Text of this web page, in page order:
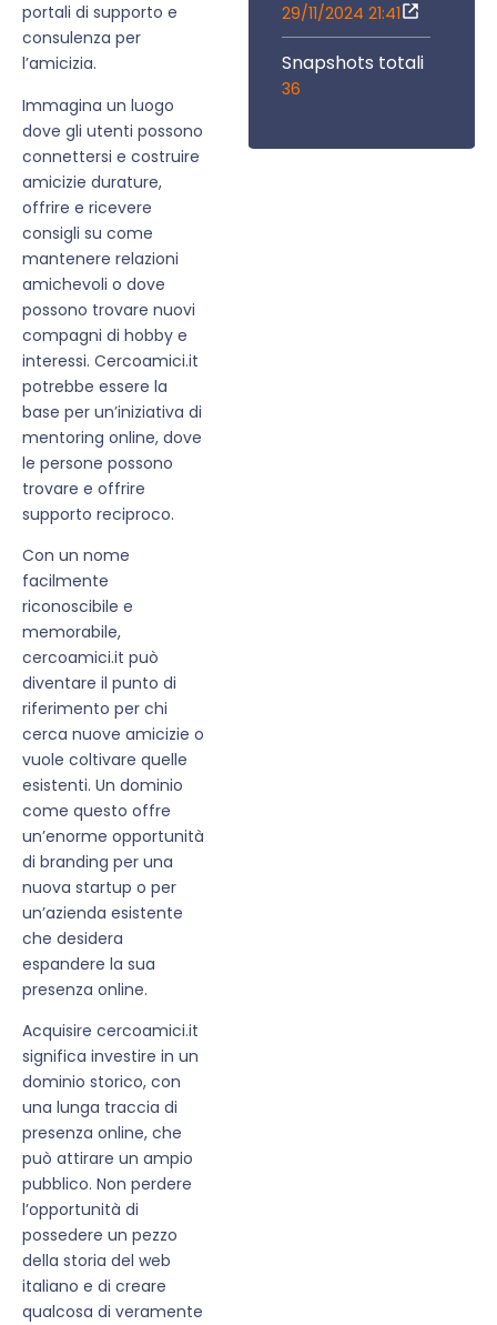
portali di supporto e
consulenza per
l’amicizia.
Immagina un luogo
dove gli utenti possono
connettersi e costruire
amicizie durature,
offrire e ricevere
consigli su come
mantenere relazioni
amichevoli o dove
possono trovare nuovi
compagni di hobby e
interessi. Cercoamici.it
potrebbe essere la
base per un’iniziativa di
mentoring online, dove
le persone possono
trovare e offrire
supporto reciproco.
Con un nome
facilmente
riconoscibile e
memorabile,
cercoamici.it può
diventare il punto di
riferimento per chi
cerca nuove amicizie o
vuole coltivare quelle
esistenti. Un dominio
come questo offre
un’enorme opportunità
di branding per una
nuova startup o per
un’azienda esistente
che desidera
espandere la sua
presenza online.
Acquisire cercoamici.it
significa investire in un
dominio storico, con
una lunga traccia di
presenza online, che
può attirare un ampio
pubblico. Non perdere
l’opportunità di
possedere un pezzo
della storia del web
italiano e di creare
qualcosa di veramente
29/11/2024 21:41
Snapshots totali
36